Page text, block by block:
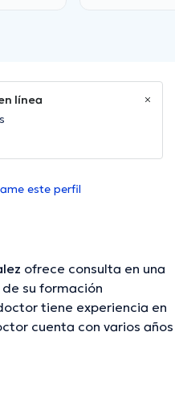
línea
este perfil
ofrece consulta en una
su formación
tiene experiencia en
cuenta con varios años
miras a tener una